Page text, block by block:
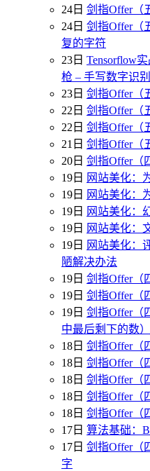
24日 剑指Offer（
24日 剑指Offer（
复的字符
23日 Tensorflow
枪 – 手写数字识别
23日 剑指Offer（
22日 剑指Offer（
22日 剑指Offer（
21日 剑指Offer（
20日 剑指Offer（
19日
网站美化：
19日
网站美化：
19日
网站美化：
19日
网站美化：
19日
网站美化：
陋解决办法
19日 剑指Offer（
19日 剑指Offer（
19日 剑指Offer（
中最后剩下的数）
18日 剑指Offer（
18日 剑指Offer（
18日 剑指Offer（
18日 剑指Offer（
18日 剑指Offer（
17日 算法基础：
17日 剑指Offer（
字